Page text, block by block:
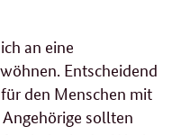
an eine
Entscheidend
den Menschen mit
sollten